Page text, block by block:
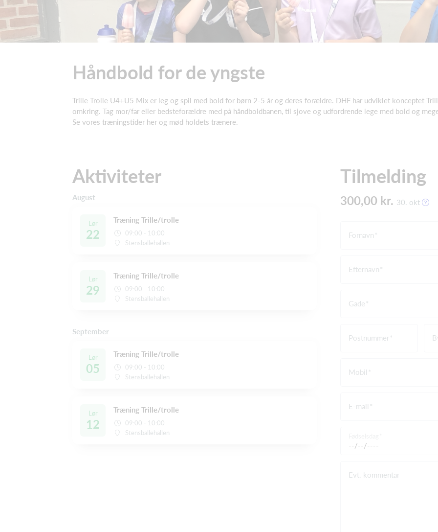
Håndbold for de yngste
Trille Trolle U4+U5 Mix er leg og spil med bold for børn 2-5 år og deres forældre. DHF har udviklet konceptet
omkring. Tag mor/far eller bedsteforældre med på håndboldbanen, til sjove og udfordrende lege med bold og
Se vores træningstider her og mød holdets trænere.
Aktiviteter
August
Lør
22
Træning Trille/trolle
09:00 - 10:00
Stensballehallen
Lør
29
Træning Trille/trolle
09:00 - 10:00
Stensballehallen
September
Lør
05
Træning Trille/trolle
09:00 - 10:00
Stensballehallen
Lør
12
Træning Trille/trolle
09:00 - 10:00
Stensballehallen
Tilmelding
300,00 kr. 30. okt
Fornavn
Efternavn
Gade
Postnummer
Mobil
E-mail
Evt. kommentar